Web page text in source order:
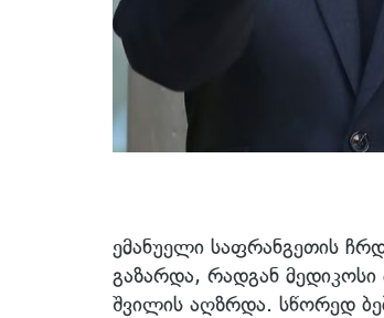
ემანუელი საფრანგეთის
გაზარდა, რადგან
შვილის აღზრდა. სწორედ